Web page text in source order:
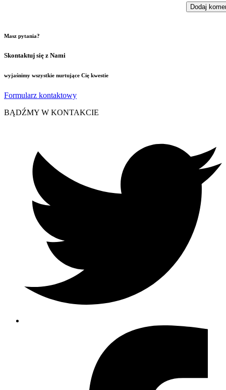
Masz pytania?
Skontaktuj się z Nami
wyjaśnimy wszystkie nurtujące Cię kwestie
Formularz kontaktowy
BĄDŹMY W KONTAKCIE